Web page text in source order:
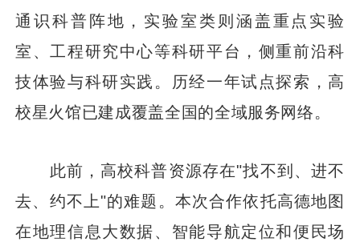
通识科普阵地，实验室类则涵盖重点实验
室、工程研究中心等科研平台，侧重前沿科
技体验与科研实践。历经一年试点探索，高
校星火馆已建成覆盖全国的全域服务网络。
此前，高校科普资源存在"找不到、进不
去、约不上"的难题。本次合作依托高德地图
在地理信息大数据、智能导航定位和便民场